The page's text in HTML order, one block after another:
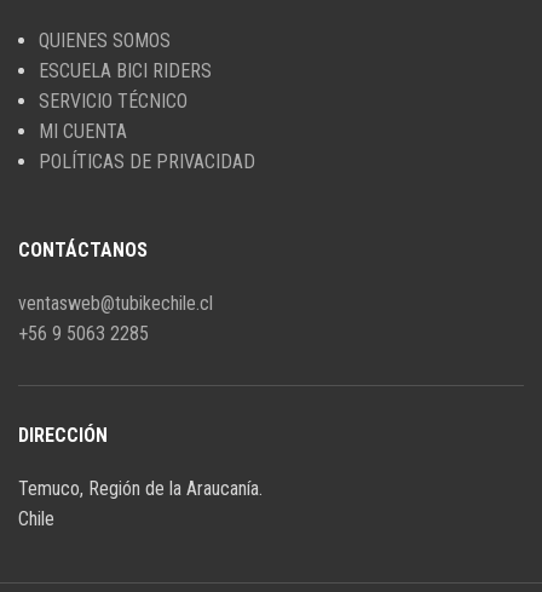
QUIENES SOMOS
ESCUELA BICI RIDERS
SERVICIO TÉCNICO
MI CUENTA
POLÍTICAS DE PRIVACIDAD
CONTÁCTANOS
ventasweb@tubikechile.cl
+56 9 5063 2285
DIRECCIÓN
Temuco, Región de la Araucanía.
Chile